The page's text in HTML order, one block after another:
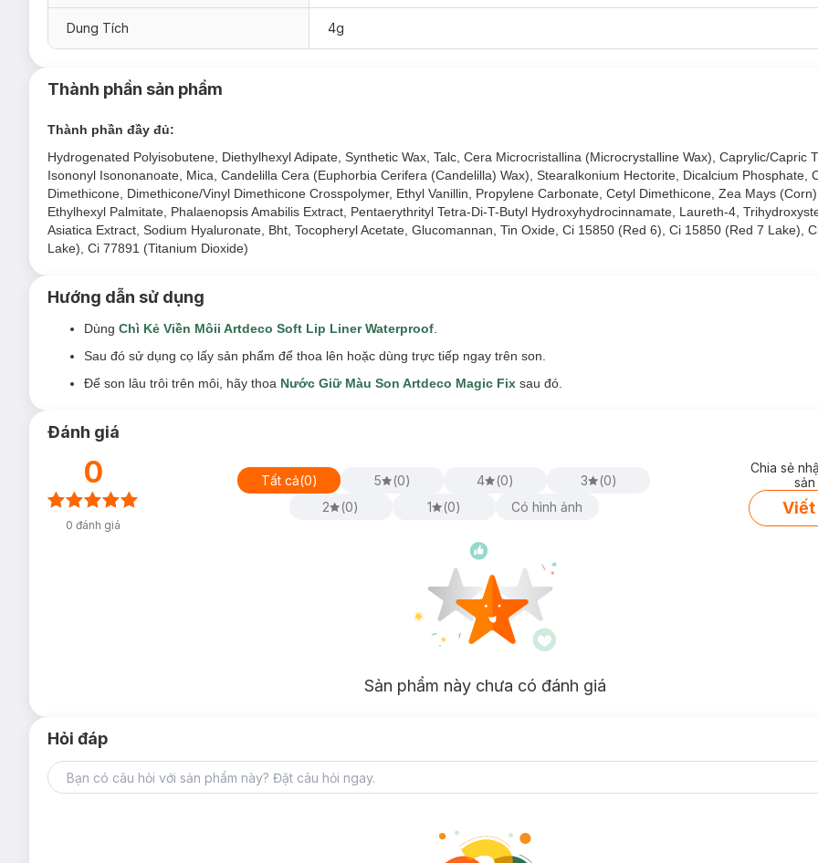
125 Marrakesh Red
130 Valentine's Darling
160 Rosy Cloud
Dung Tích 4g
Thành phần sản phẩm
Thành phần đầy đủ:
Hydrogenated Polyisobutene, Diethylhexyl Adipate, Synthetic Wax, Talc, Cera Microcristallina (Microcrystalline Wax), Caprylic/Capric
Isononyl Isononanoate, Mica, Candelilla Cera (Euphorbia Cerifera (Candelilla) Wax), Stearalkonium Hectorite, Dicalcium Phosphate,
Dimethicone, Dimethicone/Vinyl Dimethicone Crosspolymer, Ethyl Vanillin, Propylene Carbonate, Cetyl Dimethicone, Zea Mays
Ethylhexyl Palmitate, Phalaenopsis Amabilis Extract, Pentaerythrityl Tetra-Di-T-Butyl Hydroxyhydrocinnamate, Laureth-4,
Asiatica Extract, Sodium Hyaluronate, Bht, Tocopheryl Acetate, Glucomannan, Tin Oxide, Ci 15850 (Red 6), Ci 15850 (Red 7 Lake),
Lake), Ci 77891 (Titanium Dioxide)
Hướng dẫn sử dụng
Dùng Chì Kẻ Viền Môii Artdeco Soft Lip Liner Waterproof
Sau đó sử dụng cọ lấy sản phẩm để thoa lên hoặc dùng trực tiếp ngay trên son.
Để son lâu trôi trên môi, hãy thoa Nước Giữ Màu Son Artdeco Magic Fix sau đó.
Đánh giá
0
0 đánh giá
Tất cả(0) 5 (0) 4 (0) 3 (0)
2
(0) 1 (0) Có hình ảnh
Chia sẻ
Viết
Sản phẩm này chưa có đánh giá
Hỏi đáp